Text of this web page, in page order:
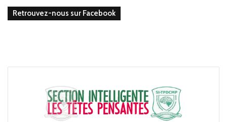
Retrouvez-nous sur Facebook